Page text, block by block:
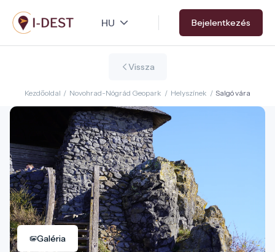
Ugrás
a
tartalomra
Bejelentkezés
Vissza
Kezdőoldal / Novohrad-Nógrád Geopark / Helyszínek / Salgó vára
Galéria